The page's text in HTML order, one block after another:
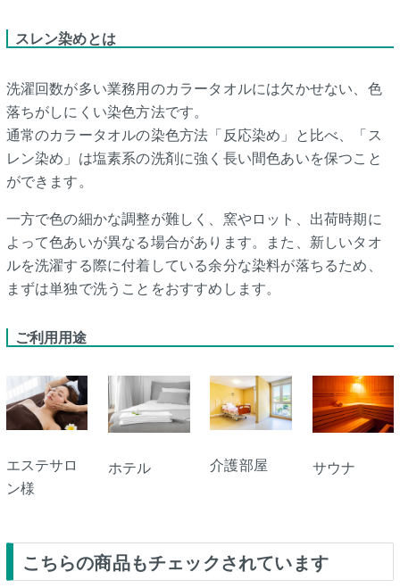
スレン染めとは
洗濯回数が多い業務用のカラータオルには欠かせない、色
落ちがしにくい染色方法です。
通常のカラータオルの染色方法「反応染め」と比べ、「ス
レン染め」は塩素系の洗剤に強く長い間色あいを保つこと
ができます。
一方で色の細かな調整が難しく、窯やロット、出荷時期に
よって色あいが異なる場合があります。また、新しいタオ
ルを洗濯する際に付着している余分な染料が落ちるため、
まずは単独で洗うことをおすすめします。
ご利用用途
エステサロ
ン様
ホテル 介護部屋 サウナ
こちらの商品もチェックされています